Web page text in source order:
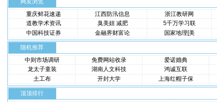
网友浏览
重庆鲜花速递
江西防汛信息
浙江教研网
道教学术资讯
臭美妞 减肥
5千万学习联
中国科技证券
金融界财富论 国家地理[美
随机推荐
中则市场调研
免费网站收录
爱诺婚典
龙太子童装
湖南人文科技
鸿诚互联
土工布
开封大学 上海红帽子保
顶顶排行